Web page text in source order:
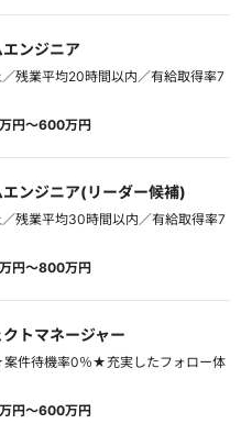
エンジニア
残業平均20時間以内／有給取得率7
円～600万円
エンジニア(リーダー候補)
残業平均30時間以内／有給取得率7
円～800万円
クトマネージャー
件待機率0％★充実したフォロー体
円～600万円